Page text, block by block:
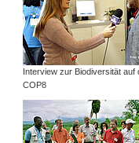
Interview zur Biodiversität auf
COP8